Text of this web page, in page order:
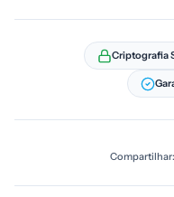
Criptografia
Compartilhar: